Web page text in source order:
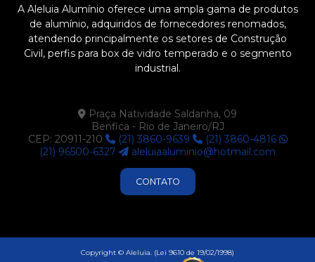
A Aleluia Alumínio oferece uma ampla gama de produtos
de alumínio, adquiridos de fornecedores renomados,
atendendo principalmente os setores de Construção
Civil, perfis para box de vidro temperado e o segmento
industrial.
Praça Natividade Saldanha, 09
Benfica - Rio de Janeiro/RJ
CEP: 20911-210
(21) 3860-9639
(21) 3860-4816
(21) 96500-6327
aleluiaaluminio@hotmail.com
CONTATO
Copyright © Aleluia. (Lei 9610 de 19/02/1998)